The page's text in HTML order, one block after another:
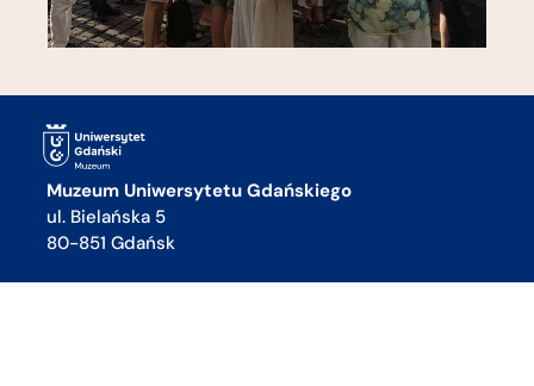
Muzeum Uniwersytetu Gdańskiego
ul. Bielańska 5
80-851 Gdańsk